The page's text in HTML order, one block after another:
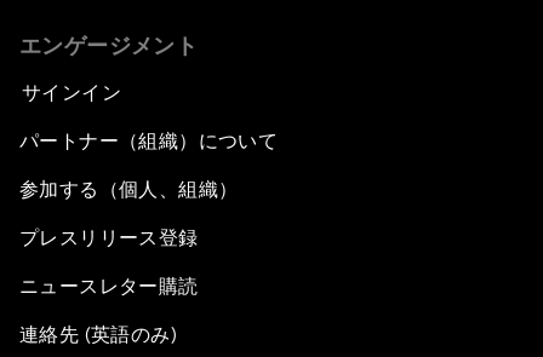
エンゲージメント
サインイン
パートナー（組織）について
参加する（個人、組織）
プレスリリース登録
ニュースレター購読
連絡先 (英語のみ)